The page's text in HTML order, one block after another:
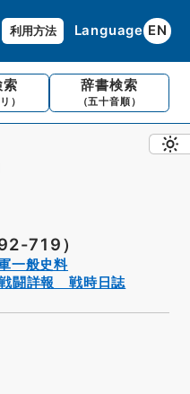
利用方法 Language EN
索
）
辞書検索
（五十音順）
719）
一般史料
闘詳報 戦時日誌